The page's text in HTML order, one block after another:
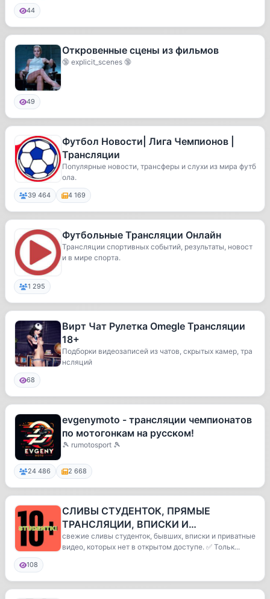
44
Откровенные сцены из фильмов
🔞 explicit_scenes 🔞
49
Футбол Новости| Лига Чемпионов |
Трансляции
Популярные новости, трансферы и слухи из мира футб
ола.
39 464 4 169
Футбольные Трансляции Онлайн
Трансляции спортивных событий, результаты, новост
и в мире спорта.
1 295
Вирт Чат Рулетка Omegle Трансляции
18+
Подборки видеозаписей из чатов, скрытых камер, тра
нсляций
68
evgenymoto - трансляции чемпионатов
по мотогонкам на русском!
🎾 rumotosport 🎾
24 486 2 668
СЛИВЫ СТУДЕНТОК, ПРЯМЫЕ
ТРАНСЛЯЦИИ, ВПИСКИ И
ЭКСКЛЮЗИВНЫЕ ВИДЕО! 🔥
свежие сливы студенток, бывших, вписки и приватные
видео, которых нет в открытом доступе. ✅ Тольк...
108